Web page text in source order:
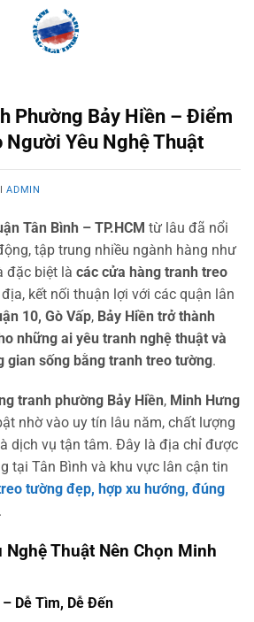
Phường Bảy Hiền – Điểm
Người Yêu Nghệ Thuật
ADMIN
Tân Bình – TP.HCM từ lâu đã nổi
tập trung nhiều ngành hàng như
đặc biệt là các cửa hàng tranh treo
kết nối thuận lợi với các quận lân
10, Gò Vấp, Bảy Hiền trở thành
những ai yêu tranh nghệ thuật và
gian sống bằng tranh treo tường.
tranh phường Bảy Hiền, Minh Hưng
nhờ vào uy tín lâu năm, chất lượng
dịch vụ tận tâm. Đây là địa chỉ được
tại Tân Bình và khu vực lân cận tin
tường đẹp, hợp xu hướng, đúng
.
Nghệ Thuật Nên Chọn Minh
Dễ Tìm, Dễ Đến